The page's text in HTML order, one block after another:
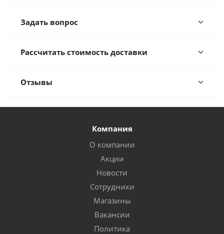
Задать вопрос
Рассчитать стоимость доставки
Отзывы
Компания
О компании
Акции
Новости
Сотрудники
Магазины
Вакансии
Политика